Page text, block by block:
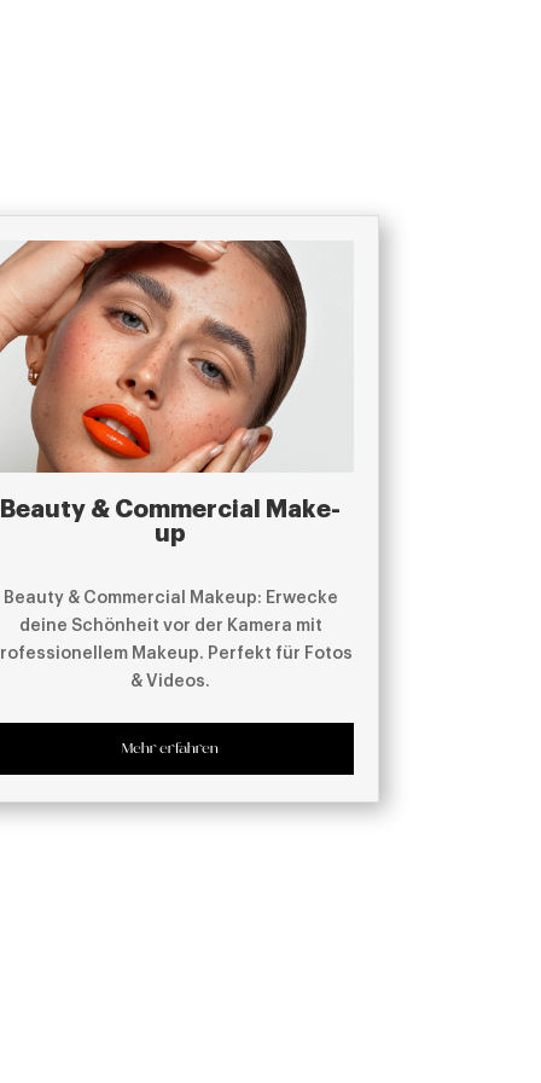
Beauty & Commercial Make-
up
Beauty & Commercial Makeup: Erwecke
deine Schönheit vor der Kamera mit
Makeup. Perfekt für Fotos
& Videos.
Mehr erfahren